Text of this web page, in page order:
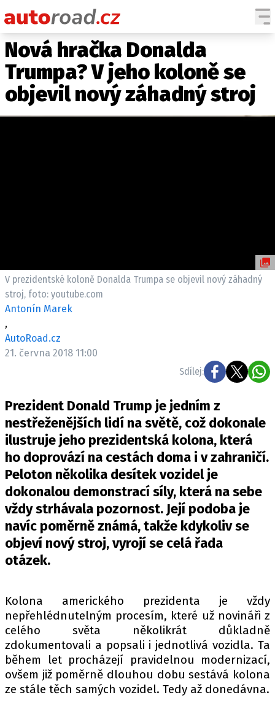
AUTA
TESTY AUT
NOVINKY
ELEKTRO
TRH S ELEKTROMOBILY
OSTATNÍ
TISKOVKY
ROZHOVORY
DAKAR
Z DOMOVA
ZE SVĚTA
MOTORSPORT
PIT LANE
MEZINÁRODNÍ SCÉNA
SLEDUJTE NÁS NA |
Máte příběh, fotku nebo video?
Nová hračka Donalda
Trumpa? V jeho koloně se
objevil nový záhadný stroj
V prezidentské koloně Donalda Trumpa se objevil nový záhadný
stroj, foto: youtube.com
Antonín Marek
,
AutoRoad.cz
21. června 2018 11:00
Sdílej:
Prezident Donald Trump je jedním z
nestřeženějších lidí na světě, což dokonale
ilustruje jeho prezidentská kolona, která
ho doprovází na cestách doma i v zahraničí.
Peloton několika desítek vozidel je
dokonalou demonstrací síly, která na sebe
vždy strhávala pozornost. Její podoba je
navíc poměrně známá, takže kdykoliv se
objeví nový stroj, vyrojí se celá řada
otázek.
Kolona amerického prezidenta je vždy
nepřehlédnutelným procesím, které už novináři z
celého světa několikrát důkladně
zdokumentovali a popsali i jednotlivá vozidla. Ta
během let procházejí pravidelnou modernizací,
ovšem již poměrně dlouhou dobu sestává kolona
ze stále těch samých vozidel. Tedy až donedávna.